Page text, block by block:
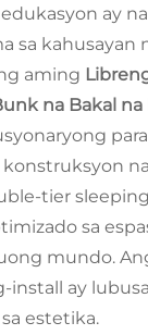
ay
sa
aming
na Bakal
tier
sa
mundo.
install ay
estetika.